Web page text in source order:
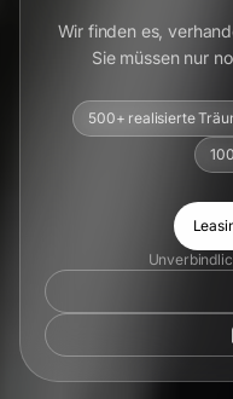
Wir finden es,
Sie müssen nur
500+ realisierte